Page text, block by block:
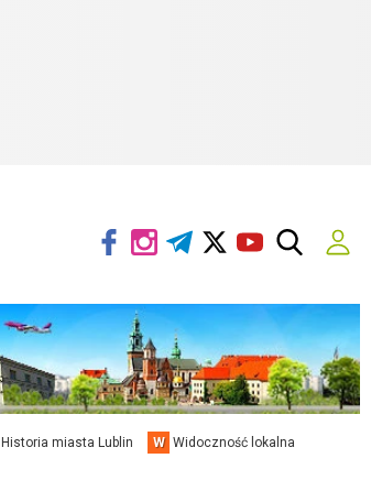
Historia miasta Lublin W Widoczność lokalna